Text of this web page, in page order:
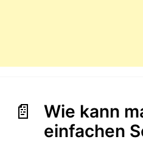
Wie kann
einfachen